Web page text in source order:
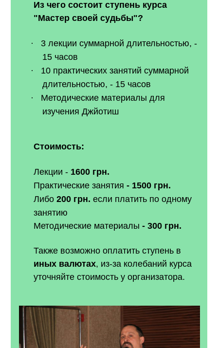
Из чего состоит ступень курса
"Мастер своей судьбы"?
· 3 лекции суммарной длительностью, -
15 часов
· 10 практических занятий суммарной
длительностью, - 15 часов
· Методические материалы для
изучения Джйотиш
Стоимость:
Лекции - 1600 грн.
Практические занятия - 1500 грн.
Либо200 грн. если платить по одному
занятию
Методические материалы - 300 грн.
Также возможно оплатить ступень в
иных валютах, из-за колебаний курса
уточняйте стоимость у организатора.